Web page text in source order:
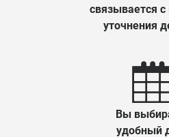
связывается
уточнения
Вы
удобный